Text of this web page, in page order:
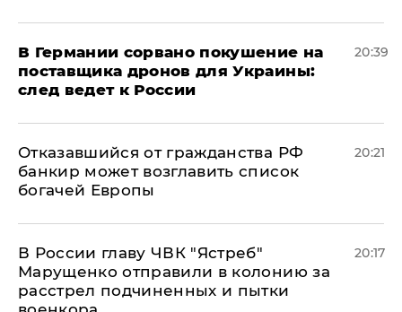
​В Германии сорвано покушение на
поставщика дронов для Украины:
след ведет к России
20:39
Отказавшийся от гражданства РФ
банкир может возглавить список
богачей Европы
20:21
В России главу ЧВК "Ястреб"
Марущенко отправили в колонию за
расстрел подчиненных и пытки
20:17